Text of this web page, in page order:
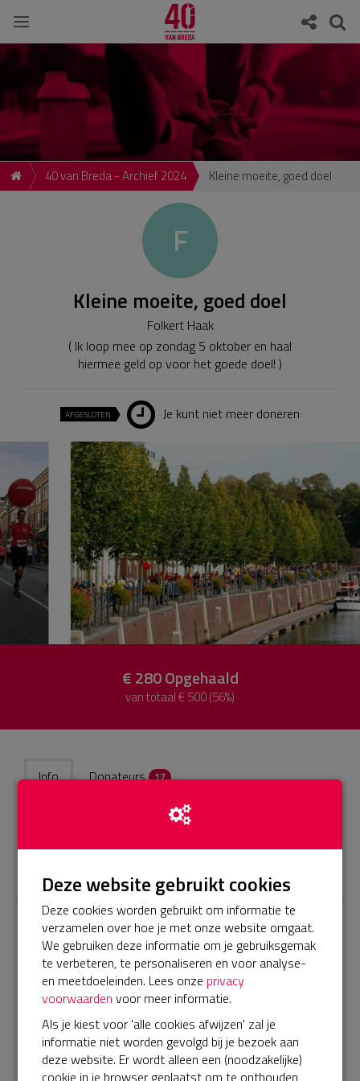
40 van Breda - Archief 2024 Kleine moeite, goed doel
F
Kleine moeite, goed doel
Folkert Haak
( Ik loop mee op zondag 5 oktober en haal
hiermee geld op voor het goede doel! )
AFGESLOTEN Je kunt niet meer doneren
€ 280Opgehaald
van totaal € 500 (56%)
Info Donateurs 17
40km inspannen voor kansen voor een ander
Laatste donaties
Bekijk alle
€ 15
Luciëlla
06-10-2024 | 14:04
Deze website gebruikt cookies
Deze cookies worden gebruikt om informatie te
verzamelen over hoe je met onze website omgaat.
We gebruiken deze informatie om je gebruiksgemak
te verbeteren, te personaliseren en voor analyse-
en meetdoeleinden. Lees onze privacy
voorwaarden voor meer informatie.
Als je kiest voor 'alle cookies afwijzen' zal je
informatie niet worden gevolgd bij je bezoek aan
deze website. Er wordt alleen een (noodzakelijke)
cookie in je browser geplaatst om te onthouden